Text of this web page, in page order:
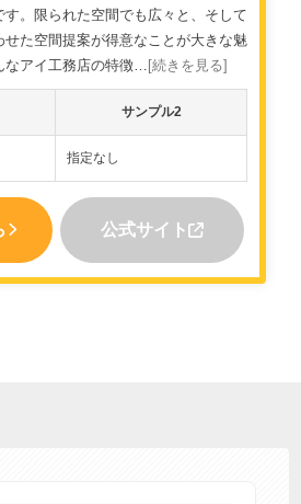
。限られた空間でも広々と、そして
せた空間提案が得意なことが大きな魅
なアイ工務店の特徴… [続きを見る]
サンプル2
指定なし
公式サイト